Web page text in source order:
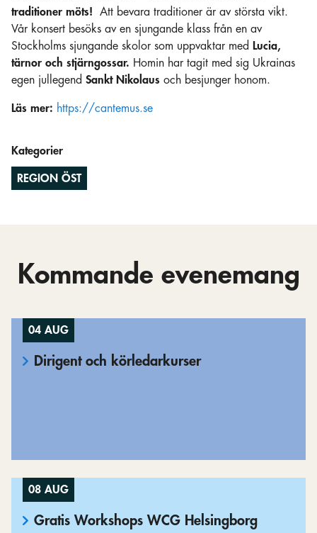
traditioner möts! Att bevara traditioner är av största vikt.
Vår konsert besöks av en sjungande klass från en av
Stockholms sjungande skolor som uppvaktar med
Lucia,
tärnor och stjärngossar. Homin har tagit med sig Ukrainas
egen jullegend Sankt Nikolaus och besjunger honom.
Läs mer: https://cantemus.se
Kategorier
REGION ÖST
Kommande evenemang
04 AUG
Dirigent och körledarkurser
08 AUG
Gratis Workshops WCG Helsingborg